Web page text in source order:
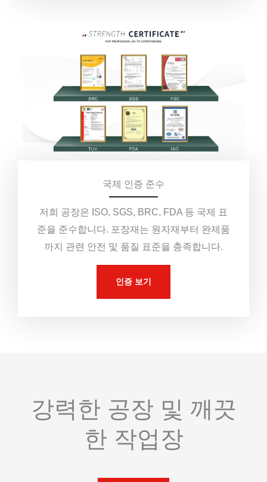
국제 인증 준수
저희 공장은 ISO, SGS, BRC, FDA 등 국제 표
준을 준수합니다. 포장재는 원자재부터 완제품
까지 관련 안전 및 품질 표준을 충족합니다.
인증 보기
강력한 공장 및 깨끗
한 작업장